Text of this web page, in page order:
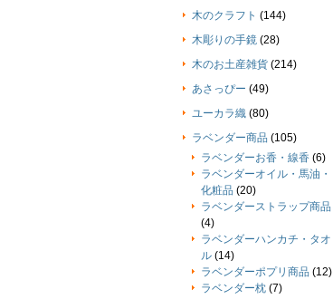
木のクラフト (144)
木彫りの手鏡 (28)
木のお土産雑貨 (214)
あさっぴー (49)
ユーカラ織 (80)
ラベンダー商品 (105)
ラベンダーお香・線香 (6)
ラベンダーオイル・馬油・
化粧品 (20)
ラベンダーストラップ商品
(4)
ラベンダーハンカチ・タオ
ル (14)
ラベンダーポプリ商品 (12)
ラベンダー枕 (7)